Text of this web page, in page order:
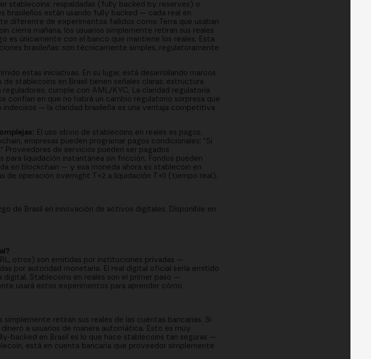
stablecoins: respaldadas (fully backed by reserves) o
brasileños están usando fully backed — cada real en
diferente de experimentos fallidos como Terra que usaban
cierra mañana, los usuarios simplemente retiran sus reales
es únicamente con el banco que mantiene los reales. Esta
brasileñas: son técnicamente simples, regulatoramente
estas iniciativas. En su lugar, está desarrollando marcos
stablecoins en Brasil tienen señales claras: estructura
cumple con AML/KYC. La claridad regulatoria
en que no habrá un cambio regulatorio sorpresa que
— la claridad brasileña es una ventaja competitiva
El uso obvio de stablecoins en reales es pagos.
empresas pueden programar pagos condicionales: "Si
de servicios pueden ser pagados
liquidación instantánea sin fricción. Fondos pueden
en blockchain — y esa moneda ahora es stablecoin en
de operación overnight T+2 a liquidación T+0 (tiempo real).
de Brasil en innovación de activos digitales. Disponible en
otros) son emitidas por instituciones privadas —
por autoridad monetaria. El real digital oficial sería emitido
Stablecoins en reales son el primer paso —
usará estos experimentos para aprender cómo
retiran sus reales de las cuentas bancarias. Si
a usuarios de manera automática. Esto es muy
backed en Brasil es lo que hace stablecoins tan seguras —
está en cuenta bancaria que proveedor simplemente